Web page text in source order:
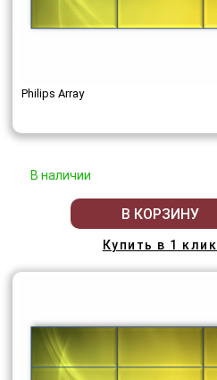
Philips Array
В наличии
В КОРЗИНУ
Купить в 1 клик